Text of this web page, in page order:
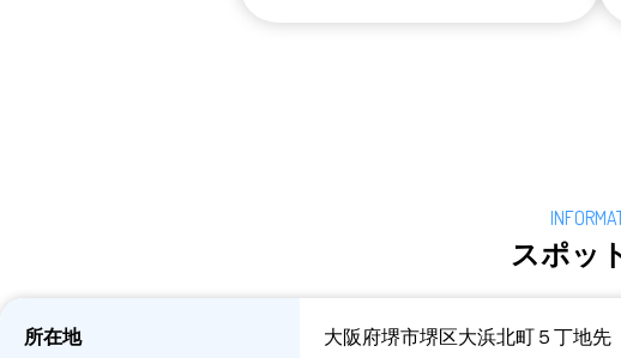
スポッ
所在地 大阪府堺市堺区大浜北町５丁地先